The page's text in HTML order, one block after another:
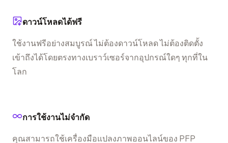
ดาวน์โหลดได้ฟรี
ใช้งานฟรีอย่างสมบูรณ์ ไม่ต้องดาวน์โหลด ไม่ต้องติดตั้ง
เข้าถึงได้โดยตรงทางเบราว์เซอร์จากอุปกรณ์ใดๆ ทุกที่ใน
โลก
การใช้งานไม่จำกัด
คุณสามารถใช้เครื่องมือแปลงภาพออนไลน์ของ PFP